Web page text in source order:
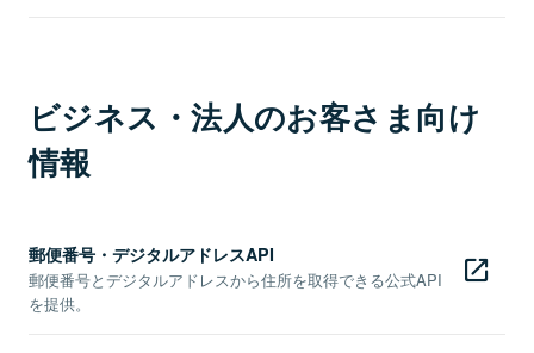
ビジネス・法人のお客さま向け
情報
郵便番号・デジタルアドレスAPI
郵便番号とデジタルアドレスから住所を取得できる公式API
を提供。